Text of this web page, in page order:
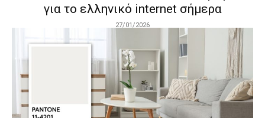
για το ελληνικό internet σήμερα
27/01/2026